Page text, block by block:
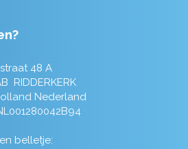
48 A
RIDDERKERK
Nederland
belletje: